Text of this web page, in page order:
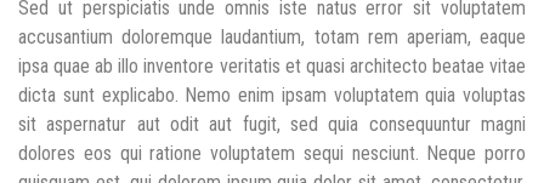
Sed ut perspiciatis unde omnis iste natus error sit voluptatem
accusantium doloremque laudantium, totam rem aperiam, eaque
ipsa quae ab illo inventore veritatis et quasi architecto beatae vitae
dicta sunt explicabo. Nemo enim ipsam voluptatem quia voluptas
sit aspernatur aut odit aut fugit, sed quia consequuntur magni
dolores eos qui ratione voluptatem sequi nesciunt. Neque porro